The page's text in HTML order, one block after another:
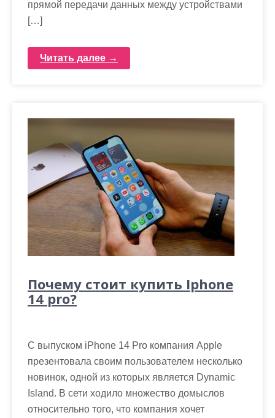
прямой передачи данных между устройствами
[…]
Читать далее →
Почему стоит купить Iphone
14 pro?
С выпуском iPhone 14 Pro компания Apple
презентовала своим пользователем несколько
новинок, одной из которых является Dynamic
Island. В сети ходило множество домыслов
относительно того, что компания хочет